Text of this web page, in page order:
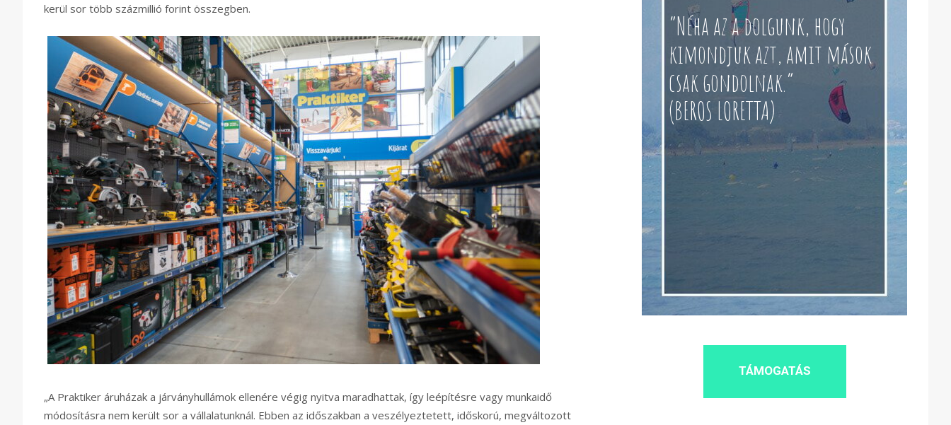
kerül sor több százmillió forint összegben.
„A Praktiker áruházak a járványhullámok ellenére végig nyitva maradhattak, így leépítésre vagy munkaidő
módosításra nem került sor a vállalatunknál. Ebben az időszakban a veszélyeztetett, időskorú, megváltozott
“Néha az a dolgunk, hogy
kimondjuk azt, amit mások
csak gondolnak.”
(BEROS LORETTA)
TÁMOGATÁS